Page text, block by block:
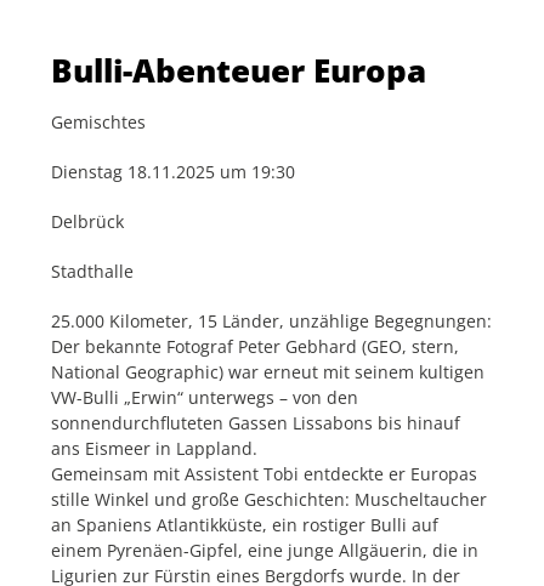
Bulli-Abenteuer Europa
Gemischtes
Dienstag 18.11.2025 um 19:30
Delbrück
Stadthalle
25.000 Kilometer, 15 Länder, unzählige Begegnungen:
Der bekannte Fotograf Peter Gebhard (GEO, stern,
National Geographic) war erneut mit seinem kultigen
VW-Bulli „Erwin“ unterwegs – von den
sonnendurchfluteten Gassen Lissabons bis hinauf
ans Eismeer in Lappland.
Gemeinsam mit Assistent Tobi entdeckte er Europas
stille Winkel und große Geschichten: Muscheltaucher
an Spaniens Atlantikküste, ein rostiger Bulli auf
einem Pyrenäen-Gipfel, eine junge Allgäuerin, die in
Ligurien zur Fürstin eines Bergdorfs wurde. In der